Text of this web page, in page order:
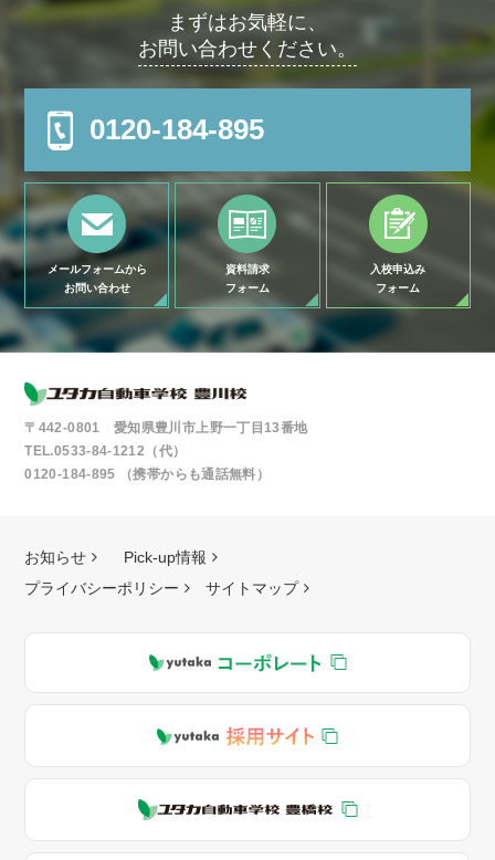
まずはお気軽に、
お問い合わせください。
0120-184-895
メールフォームから
お問い合わせ
資料請求
フォーム
入校申込み
フォーム
〒442-0801 愛知県豊川市上野一丁目13番地
TEL.0533-84-1212（代）
0120-184-895 （携帯からも通話無料）
お知らせ
Pick-up情報
プライバシーポリシー
サイトマップ